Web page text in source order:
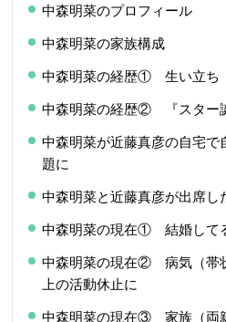
中森明菜のプロフィール
中森明菜の家族構成
中森明菜の経歴① 生い立ち
中森明菜の経歴② 『スター
中森明菜が近藤真彦の自宅で
題に
中森明菜と近藤真彦が出席し
中森明菜の現在① 結婚して
中森明菜の現在② 病気（帯
上の活動休止に
中森明菜の現在③ 家族（両